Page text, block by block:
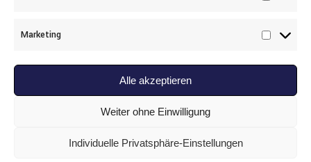
Marketing
Alle akzeptieren
Weiter ohne Einwilligung
Individuelle Privatsphäre-Einstellungen